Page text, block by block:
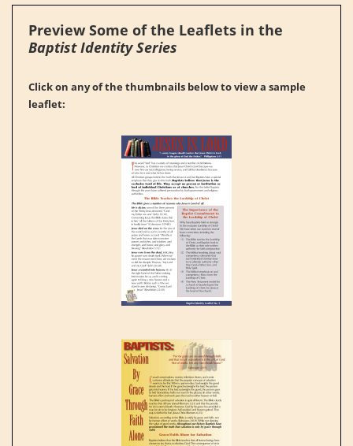
Preview Some of the Leaflets in the
Baptist Identity Series
Click on any of the thumbnails below to view a sample
leaflet: